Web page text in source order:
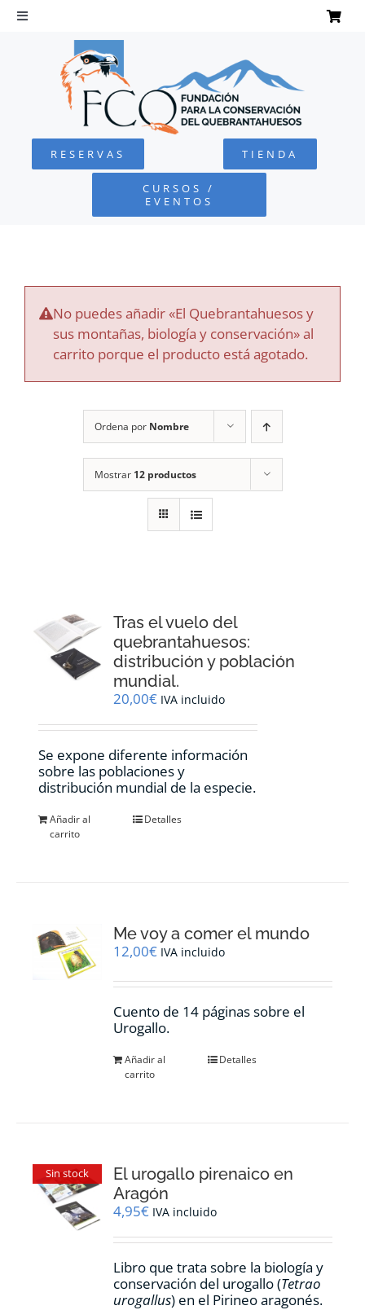
Saltar
Toggle
Navigation
QUEBRANTAHUESOS
FUNDACIÓN
COLABORA
RECURSOS
CONTACTO
RESERVAS TIENDA
CURSOS /
EVENTOS
No puedes añadir «El Quebrantahuesos y
sus montañas, biología y conservación» al
carrito porque el producto está agotado.
Ordena por Nombre
Mostrar 12 productos
Tras el vuelo del
quebrantahuesos:
distribución y población
mundial.
20,00€ IVA incluido
Se expone diferente información
sobre las poblaciones y
distribución mundial de la especie.
Añadir al
carrito
Detalles
Me voy a comer el mundo
12,00€ IVA incluido
Cuento de 14 páginas sobre el
Urogallo.
Añadir al
carrito
Detalles
Sin stock
El urogallo pirenaico en
Aragón
4,95€ IVA incluido
Libro que trata sobre la biología y
conservación del urogallo (Tetrao
urogallus) en el Pirineo aragonés.